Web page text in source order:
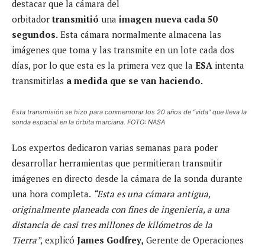
destacar que la cámara del
orbitadortransmitió una imagen nueva cada 50
segundos. Esta cámara normalmente almacena las
imágenes que toma y las transmite en un lote cada dos
días, por lo que esta es la primera vez que la ESA intenta
transmitirlas a medida que se van haciendo.
Esta transmisión se hizo para conmemorar los 20 años de “vida” que lleva la
sonda espacial en la órbita marciana. FOTO: NASA
Los expertos dedicaron varias semanas para poder
desarrollar herramientas que permitieran transmitir
imágenes en directo desde la cámara de la sonda durante
una hora completa. “Esta es una cámara antigua,
originalmente planeada con fines de ingeniería, a una
distancia de casi tres millones de kilómetros de la
Tierra”, explicó James Godfrey, Gerente de Operaciones